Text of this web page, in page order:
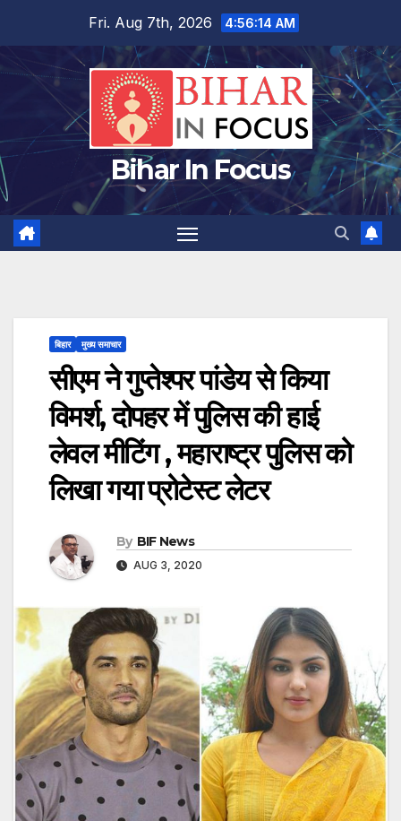
content
Fri. Aug 7th, 2026 4:56:15 AM
Bihar In Focus
बिहार मुख्य समाचार
सीएम ने गुप्तेश्पर पांडेय से किया
विमर्श, दोपहर में पुलिस की हाई
लेवल मीटिंग , महाराष्ट्र पुलिस को
लिखा गया प्रोटेस्ट लेटर
By BIF News
AUG 3, 2020